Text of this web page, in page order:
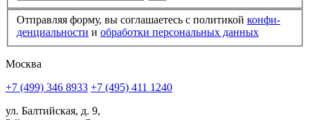
Отправляя форму, вы соглашаетесь с политикой конфи­
ден­циальности и обработки персональных данных
Москва
+7 (499) 346 8933 +7 (495) 411 1240
ул. Балтийская, д. 9,